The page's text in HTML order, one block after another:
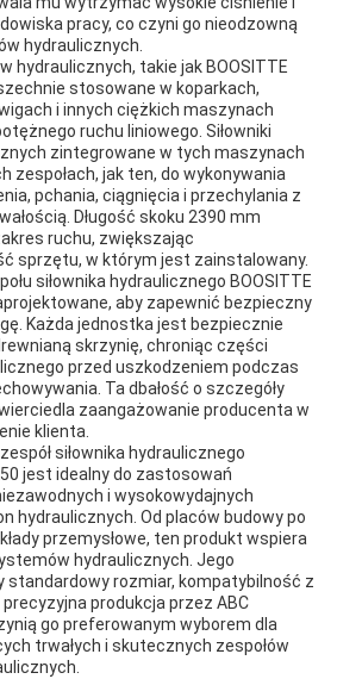
pracy, co czyni go nieodzowną
hydraulicznych.
hydraulicznych, takie jak BOOSITTE
stosowane w koparkach,
i innych ciężkich maszynach
ruchu liniowego. Siłowniki
zintegrowane w tych maszynach
zespołach, jak ten, do wykonywania
pchania, ciągnięcia i przechylania z
Długość skoku 2390 mm
ruchu, zwiększając
sprzętu, w którym jest zainstalowany.
siłownika hydraulicznego BOOSITTE
aby zapewnić bezpieczny
Każda jednostka jest bezpiecznie
skrzynię, chroniąc części
przed uszkodzeniem podczas
Ta dbałość o szczegóły
zaangażowanie producenta w
klienta.
siłownika hydraulicznego
jest idealny do zastosowań
i wysokowydajnych
hydraulicznych. Od placów budowy po
przemysłowe, ten produkt wspiera
hydraulicznych. Jego
standardowy rozmiar, kompatybilność z
precyzyjna produkcja przez ABC
go preferowanym wyborem dla
trwałych i skutecznych zespołów